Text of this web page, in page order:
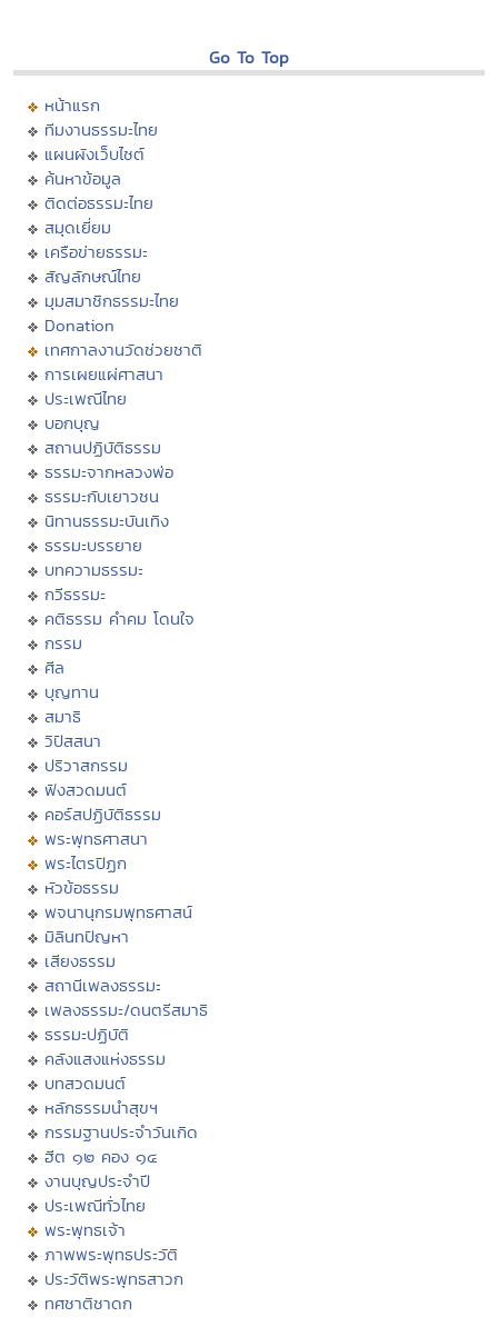
Go To Top
หน้าแรก
ทีมงานธรรมะไทย
แผนผังเว็บไซต์
ค้นหาข้อมูล
ติดต่อธรรมะไทย
สมุดเยี่ยม
เครือข่ายธรรมะ
สัญลักษณ์ไทย
มุมสมาชิกธรรมะไทย
Donation
เทศกาลงานวัดช่วยชาติ
การเผยแผ่ศาสนา
ประเพณีไทย
บอกบุญ
สถานปฏิบัติธรรม
ธรรมะจากหลวงพ่อ
ธรรมะกับเยาวชน
นิทานธรรมะบันเทิง
ธรรมะบรรยาย
บทความธรรมะ
กวีธรรมะ
คติธรรม คำคม โดนใจ
กรรม
ศีล
บุญทาน
สมาธิ
วิปัสสนา
ปริวาสกรรม
ฟังสวดมนต์
คอร์สปฏิบัติธรรม
พระพุทธศาสนา
พระไตรปิฏก
หัวข้อธรรม
พจนานุกรมพุทธศาสน์
มิลินทปัญหา
เสียงธรรม
สถานีเพลงธรรมะ
เพลงธรรมะ/ดนตรีสมาธิ
ธรรมะปฏิบัติ
คลังแสงแห่งธรรม
บทสวดมนต์
หลักธรรมนำสุขฯ
กรรมฐานประจำวันเกิด
ฮีต ๑๒ คอง ๑๔
งานบุญประจำปี
ประเพณีทั่วไทย
พระพุทธเจ้า
ภาพพระพุทธประวัติ
ประวัติพระพุทธสาวก
ทศชาติชาดก